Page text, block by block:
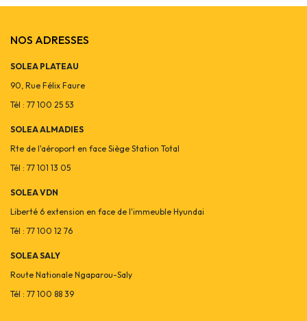
NOS ADRESSES
SOLEA PLATEAU
90, Rue Félix Faure
Tél : 77 100 25 53
SOLEA ALMADIES
Rte de l'aéroport en face Siège Station Total
Tél : 77 101 13 05
SOLEA VDN
Liberté 6 extension en face de l'immeuble Hyundai
Tél : 77 100 12 76
SOLEA SALY
Route Nationale Ngaparou-Saly
Tél : 77 100 88 39